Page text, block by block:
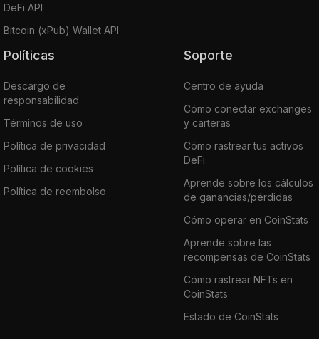
DeFi API
Bitcoin (xPub) Wallet API
Políticas
Descargo de
responsabilidad
Términos de uso
Política de privacidad
Política de cookies
Política de reembolso
Soporte
Centro de ayuda
Cómo conectar exchanges
y carteras
Cómo rastrear tus activos
DeFi
Aprende sobre los cálculos
de ganancias/pérdidas
Cómo operar en CoinStats
Aprende sobre las
recompensas de CoinStats
Cómo rastrear NFTs en
CoinStats
Estado de CoinStats